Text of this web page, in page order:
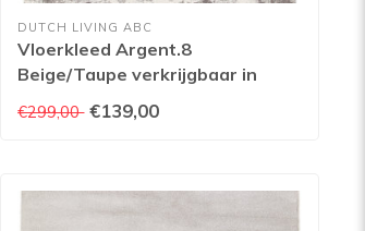
DUTCH LIVING ABC
Vloerkleed Argent.8
Beige/Taupe verkrijgbaar in
verschillende afmetingen
€299,00 €139,00